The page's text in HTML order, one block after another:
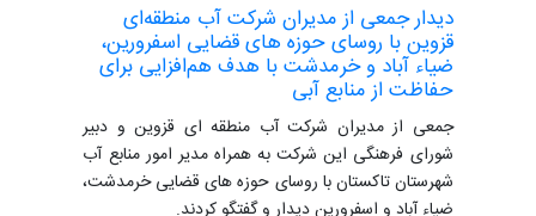
دیدار جمعی از مدیران شرکت آب منطقه‌ای
قزوین با روسای حوزه های قضایی اسفرورین،
ضیاء آباد و خرمدشت با هدف هم‌افزایی برای
حفاظت از منابع آبی
جمعی از مدیران شرکت آب منطقه ای قزوین و دبیر
شورای فرهنگی این شرکت به همراه مدیر امور منابع آب
شهرستان تاکستان با روسای حوزه های قضایی خرمدشت،
ضیاء آباد و اسفرورین دیدار و گفتگو کردند.